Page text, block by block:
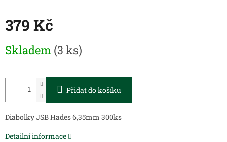
379 Kč
cena:
Skladem (3 ks)
Přidat do košíku
Diabolky JSB Hades 6,35mm 300ks
Detailní informace